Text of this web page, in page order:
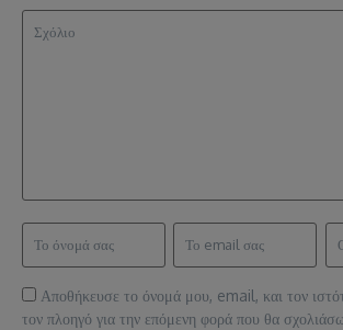
Αποθήκευσε το όνομά μου, email, και τον
τον πλοηγό για την επόμενη φορά που θα